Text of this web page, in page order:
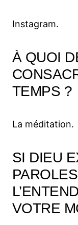
Instagram.
À QUOI
TEMPS ?
La méditation.
SI DIEU
VOTRE